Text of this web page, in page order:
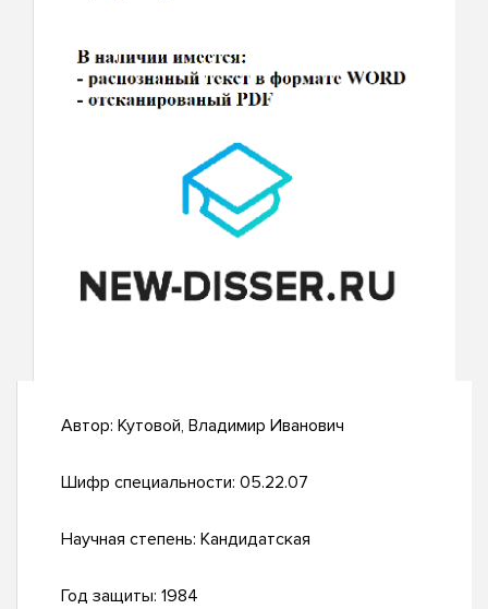
Автор: Кутовой, Владимир Иванович
Шифр специальности: 05.22.07
Научная степень: Кандидатская
Год защиты: 1984